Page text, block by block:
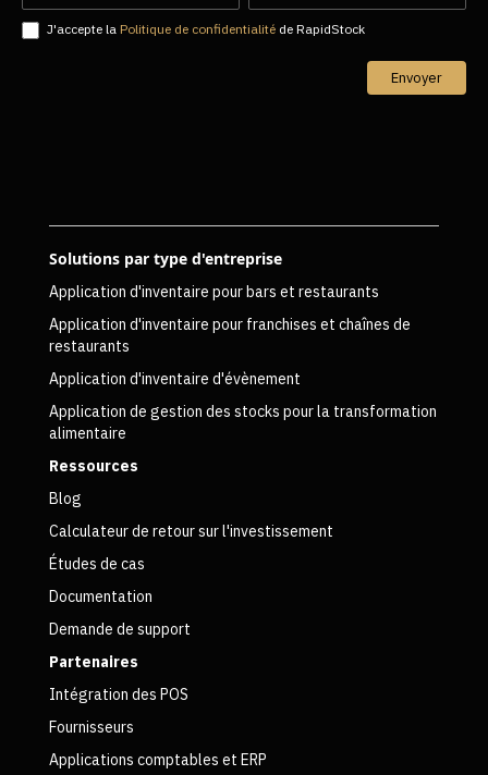
J'accepte la Politique de confidentialité de RapidStock
Envoyer
Solutions par type d'entreprise
Application d'inventaire pour bars et restaurants
Application d'inventaire pour franchises et chaînes de
restaurants
Application d'inventaire d'évènement
Application de gestion des stocks pour la transformation
alimentaire
Ressources
Blog
Calculateur de retour sur l'investissement
Études de cas
Documentation
Demande de support
Partenaires
Intégration des POS
Fournisseurs
Applications comptables et ERP